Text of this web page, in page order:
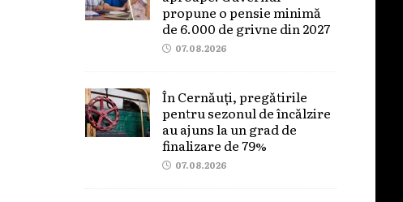
propune o pensie minimă
de 6.000 de grivne din 2027
07.08.2026
În Cernăuți, pregătirile
pentru sezonul de încălzire
au ajuns la un grad de
finalizare de 79%
07.08.2026